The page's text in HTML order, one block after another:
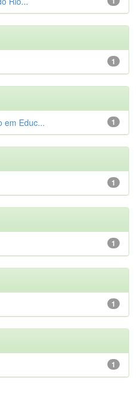
1
1
em Educ...
1
1
1
1